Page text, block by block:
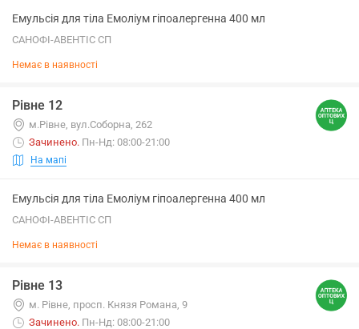
Емульсія для тіла Емоліум гіпоалергенна 400 мл
САНОФІ-АВЕНТІС СП
Немає в наявності
Рівне 12
м.Рівне, вул.Соборна, 262
Зачинено. Пн-Нд: 08:00-21:00
На мапі
Емульсія для тіла Емоліум гіпоалергенна 400 мл
САНОФІ-АВЕНТІС СП
Немає в наявності
Рівне 13
м. Рівне, просп. Князя Романа, 9
Зачинено. Пн-Нд: 08:00-21:00